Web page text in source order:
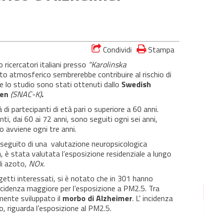
Condividi
Stampa
ricercatori italiani presso "Karolinska
atmosferico sembrerebbe contribuire al rischio di
lo studio sono stati ottenuti dallo Swedish
(SNAC-K).
partecipanti di età pari o superiore a 60 anni.
dai 60 ai 72 anni, sono seguiti ogni sei anni,
avviene ogni tre anni.
di una valutazione neuropsicologica
stata valutata l’esposizione residenziale a lungo
azoto, NOx.
interessati, si è notato che in 301 hanno
maggiore per l’esposizione a PM2.5. Tra
sviluppato il morbo di Alzheimer. L' incidenza
l’esposizione al PM2.5.